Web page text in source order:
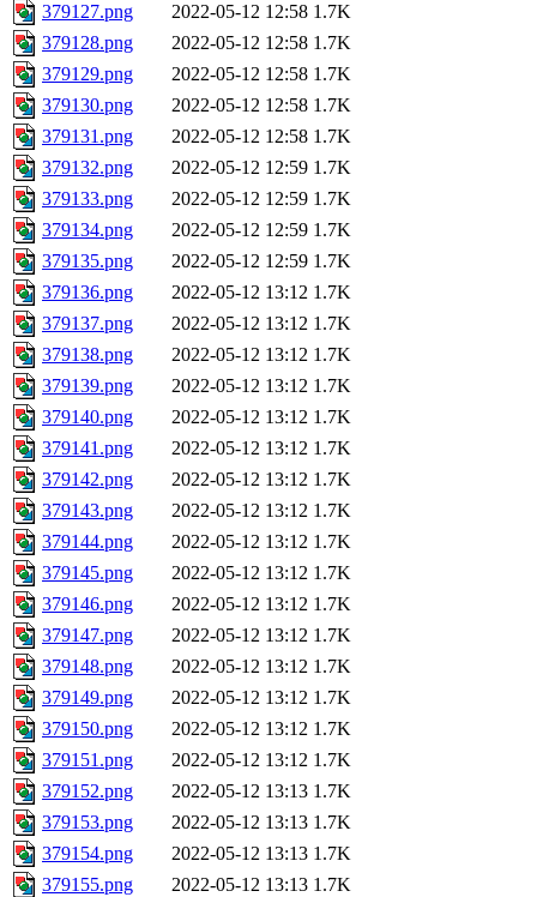
379127.png
2022-05-12 12:58 1.7K
379128.png
2022-05-12 12:58 1.7K
379129.png
2022-05-12 12:58 1.7K
379130.png
2022-05-12 12:58 1.7K
379131.png
2022-05-12 12:58 1.7K
379132.png
2022-05-12 12:59 1.7K
379133.png
2022-05-12 12:59 1.7K
379134.png
2022-05-12 12:59 1.7K
379135.png
2022-05-12 12:59 1.7K
379136.png
2022-05-12 13:12 1.7K
379137.png
2022-05-12 13:12 1.7K
379138.png
2022-05-12 13:12 1.7K
379139.png
2022-05-12 13:12 1.7K
379140.png
2022-05-12 13:12 1.7K
379141.png
2022-05-12 13:12 1.7K
379142.png
2022-05-12 13:12 1.7K
379143.png
2022-05-12 13:12 1.7K
379144.png
2022-05-12 13:12 1.7K
379145.png
2022-05-12 13:12 1.7K
379146.png
2022-05-12 13:12 1.7K
379147.png
2022-05-12 13:12 1.7K
379148.png
2022-05-12 13:12 1.7K
379149.png
2022-05-12 13:12 1.7K
379150.png
2022-05-12 13:12 1.7K
379151.png
2022-05-12 13:12 1.7K
379152.png
2022-05-12 13:13 1.7K
379153.png
2022-05-12 13:13 1.7K
379154.png
2022-05-12 13:13 1.7K
379155.png
2022-05-12 13:13 1.7K